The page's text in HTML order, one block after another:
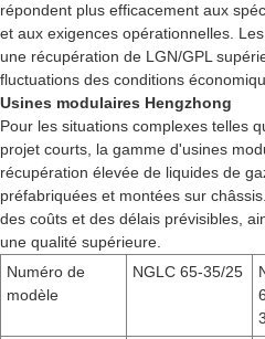
répondent plus efficacement aux
et aux exigences opérationnelles.
une récupération de LGN/GPL
fluctuations des conditions
Usines modulaires Hengzhong
Pour les situations complexes telles
projet courts, la gamme d'usines
récupération élevée de liquides de
préfabriquées et montées sur
des coûts et des délais prévisibles,
une qualité supérieure.
Numéro de
modèle
NGLC 65-35/25